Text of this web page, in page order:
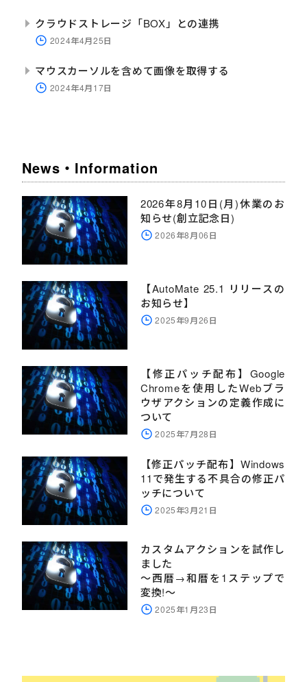
クラウドストレージ「BOX」との連携
2024年4月25日
マウスカーソルを含めて画像を取得する
2024年4月17日
News・Information
2026年8月10日(月)休業のお
知らせ(創立記念日)
2026年8月06日
【AutoMate 25.1 リリースの
お知らせ】
2025年9月26日
【修正パッチ配布】Google
Chromeを使用したWebブラ
ウザアクションの定義作成に
ついて
2025年7月28日
【修正パッチ配布】Windows
11で発生する不具合の修正パ
ッチについて
2025年3月21日
カスタムアクションを試作し
ました
～西暦→和暦を1ステップで
変換!～
2025年1月23日